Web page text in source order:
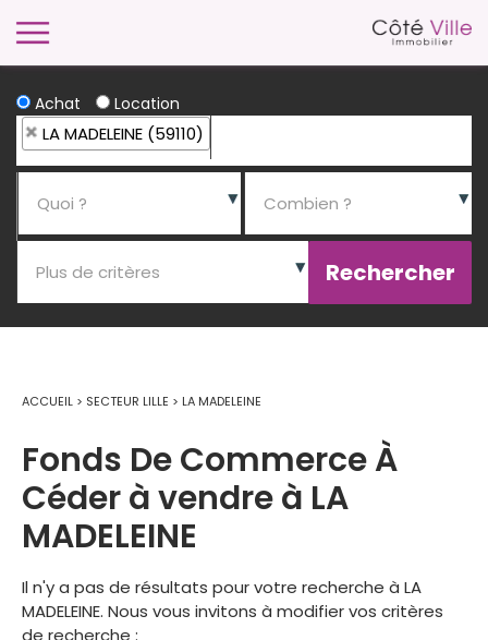
Achat Location
LA MADELEINE (59110)
ACCUEIL > SECTEUR LILLE > LA MADELEINE
Fonds De Commerce À
Céder à vendre à LA
MADELEINE
Il n'y a pas de résultats pour votre recherche à LA
MADELEINE. Nous vous invitons à modifier vos critères
de recherche :